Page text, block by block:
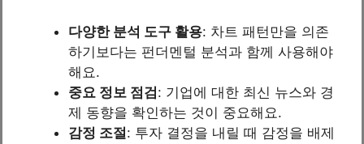
다양한 분석 도구 활용: 차트 패턴만을 의존
하기보다는 펀더멘털 분석과 함께 사용해야
해요.
중요 정보 점검 : 기업에 대한 최신 뉴스와 경
제 동향을 확인하는 것이 중요해요.
감정 조절: 투자 결정을 내릴 때 감정을 배제